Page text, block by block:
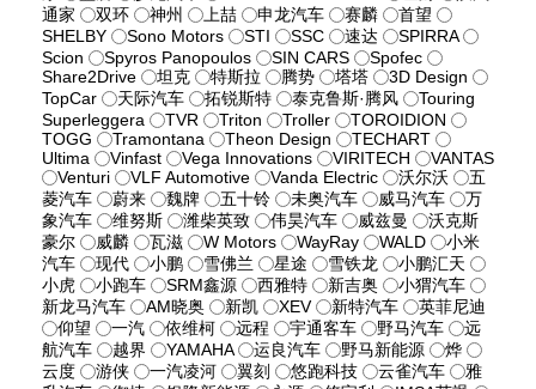
通家
双环 神州 上喆 申龙汽车 赛麟
首望
SHELBY
Sono Motors STI SSC 速达
SPIRRA
Scion
Spyros Panopoulos SIN CARS
Spofec
Share2Drive
坦克 特斯拉 腾势 塔塔
3D Design
TopCar
天际汽车 拓锐斯特 泰克鲁斯·腾风
Touring
Superleggera
TVR Triton Troller
TOROIDION
TOGG
Tramontana Theon Design
TECHART
Ultima
Vinfast Vega Innovations VIRITECH
VANTAS
Venturi
VLF Automotive Vanda Electric 沃尔沃
五
菱汽车
蔚来 魏牌 五十铃 未奥汽车 威马汽车
万
象汽车
维努斯 潍柴英致 伟昊汽车 威兹曼
沃克斯
豪尔
威麟 瓦滋 W Motors WayRay WALD
小米
汽车
现代 小鹏 雪佛兰 星途 雪铁龙
小鹏汇天
小虎
小跑车 SRM鑫源 西雅特 新吉奥
小猬汽车
新龙马汽车
AM晓奥 新凯 XEV 新特汽车
英菲尼迪
仰望
一汽 依维柯 远程 宇通客车 野马汽车
远
航汽车
越界 YAMAHA 运良汽车 野马新能源
烨
云度
游侠 一汽凌河 翼刻 悠跑科技 云雀汽车
雅